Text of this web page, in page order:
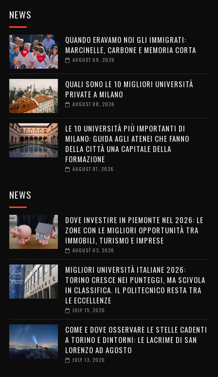
NEWS
QUANDO ERAVAMO NOI GLI IMMIGRATI:
MARCINELLE, CARBONE E MEMORIA CORTA
AUGUST 09, 2026
QUALI SONO LE 10 MIGLIORI UNIVERSITÀ
PRIVATE A MILANO
AUGUST 08, 2026
LE 10 UNIVERSITÀ PIÙ IMPORTANTI DI
MILANO: GUIDA AGLI ATENEI CHE FANNO
DELLA CITTÀ UNA CAPITALE DELLA
FORMAZIONE
AUGUST 07, 2026
NEWS
DOVE INVESTIRE IN PIEMONTE NEL 2026: LE
ZONE CON LE MIGLIORI OPPORTUNITÀ TRA
IMMOBILI, TURISMO E IMPRESE
AUGUST 03, 2026
MIGLIORI UNIVERSITÀ ITALIANE 2026:
TORINO CRESCE NEI PUNTEGGI, MA SCIVOLA
IN CLASSIFICA. IL POLITECNICO RESTA TRA
LE ECCELLENZE
JULY 15, 2026
COME E DOVE OSSERVARE LE STELLE CADENTI
A TORINO E DINTORNI: LE LACRIME DI SAN
LORENZO AD AGOSTO
JULY 13, 2026